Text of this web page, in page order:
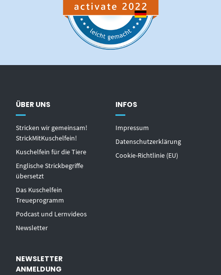
ÜBER UNS
Stricken wir gemeinsam!
StrickMitKuschelfein!
Kuschelfein für die Tiere
Englische Strickbegriffe
übersetzt
Das Kuschelfein
Treueprogramm
Podcast und Lernvideos
Newsletter
INFOS
Impressum
Datenschutzerklärung
Cookie-Richtlinie (EU)
NEWSLETTER
ANMELDUNG